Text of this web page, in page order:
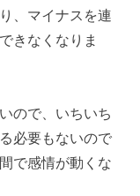
、マイナスを連
きなくなりま
ので、いちいち
必要もないので
で感情が動くな